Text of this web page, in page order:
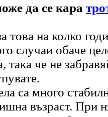
да се кара
това на колко
случаи обаче
така че не
са много
възраст. При